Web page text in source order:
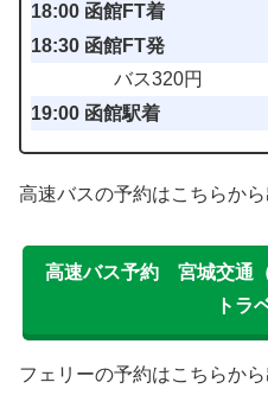
18:00 函館FT着
18:30 函館FT発
バス320円
19:00 函館駅着
高速バスの予約はこちらから
高速バス予約 宮城交通
トラ
フェリーの予約はこちらか